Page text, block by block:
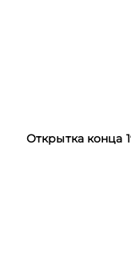
Открытка конца